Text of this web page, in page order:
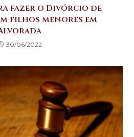
fazer o Divórcio de
filhos menores em
30/06/2022